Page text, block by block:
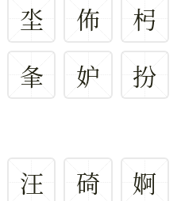
坔 佈
杛
夆 妒 扮
汪 碕
婀